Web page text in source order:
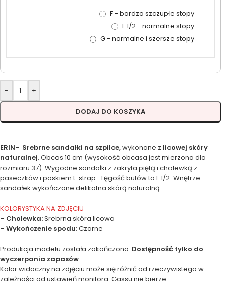
F - bardzo szczupłe stopy
F 1/2 - normalne stopy
G - normalne i szersze stopy
- +
DODAJ DO KOSZYKA
ERIN- Srebrne sandałki na szpilce,wykonane z licowej skóry
naturalnej. Obcas 10 cm (wysokość obcasa jest mierzona dla
rozmiaru 37). Wygodne sandałki z zakryta piętą i cholewką z
paseczków i paskiem t-strap. Tęgość butów to F 1/2. Wnętrze
sandałek wykończone delikatna skórą naturalną.
KOLORYSTYKA NA ZDJĘCIU
– Cholewka:Srebrna skóra licowa
– Wykończenie spodu:Czarne
Produkcja modelu została zakończona. Dostępność tylko do
wyczerpania zapasów
Kolor widoczny na zdjęciu może się różnić od rzeczywistego w
zależności od ustawień monitora. Gassu nie bierze